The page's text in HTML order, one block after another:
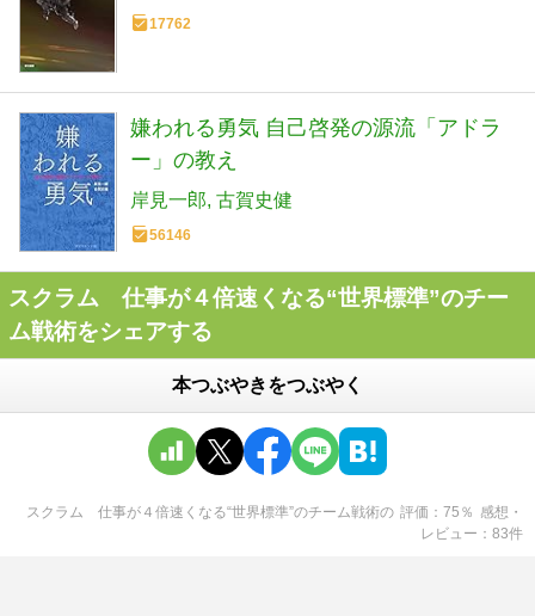
17762
嫌われる勇気 自己啓発の源流「アドラ
ー」の教え
岸見一郎 古賀史健
56146
スクラム 仕事が４倍速くなる“世界標準”のチー
ム戦術をシェアする
本つぶやきをつぶやく
スクラム 仕事が４倍速くなる“世界標準”のチーム戦術の 評価 75 ％ 感想・
レビュー
83件